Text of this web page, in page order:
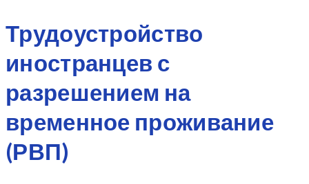
Трудоустройство
иностранцев с
разрешением на
временное проживание
(РВП)